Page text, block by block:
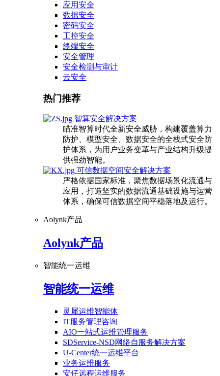
应用安全
数据安全
密码安全
工控安全
终端安全
安全管理
安全检测与审计
云安全
热门推荐
智算安全解决方案
瞄准智算时代全新安全威胁，构建覆盖算力
防护、模型安全、数据安全的全栈式安全防
护体系，为用户业务变革与产业结构升级提
供强劲智能。
可信数据空间安全解决方案
严格依据国家标准，聚焦数据场景化流通与
应用，打造坚实的数据流通基础设施与运营
体系，确保可信数据空间平稳落地及运行。
Aolynk产品
Aolynk产品
智能统一运维
智能统一运维
灵犀运维智能体
IT服务管理咨询
AIO一站式运维管理服务
SDService-NSD网络自服务解决方案
U-Center统一运维平台
业务运维服务
安仔远程运维服务